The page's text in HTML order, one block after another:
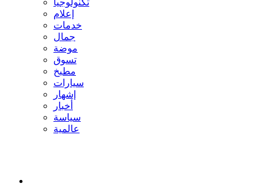
تكنولوجيا
إعلام
خدمات
جمال
موضة
تسوق
مطبخ
سيارات
إشهار
أخبار
سياسة
عالمية